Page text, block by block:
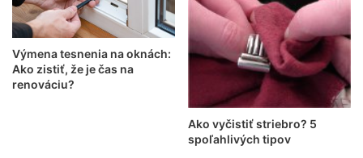
Výmena tesnenia na oknách:
Ako zistiť, že je čas na
renováciu?
Ako vyčistiť striebro? 5
spoľahlivých tipov